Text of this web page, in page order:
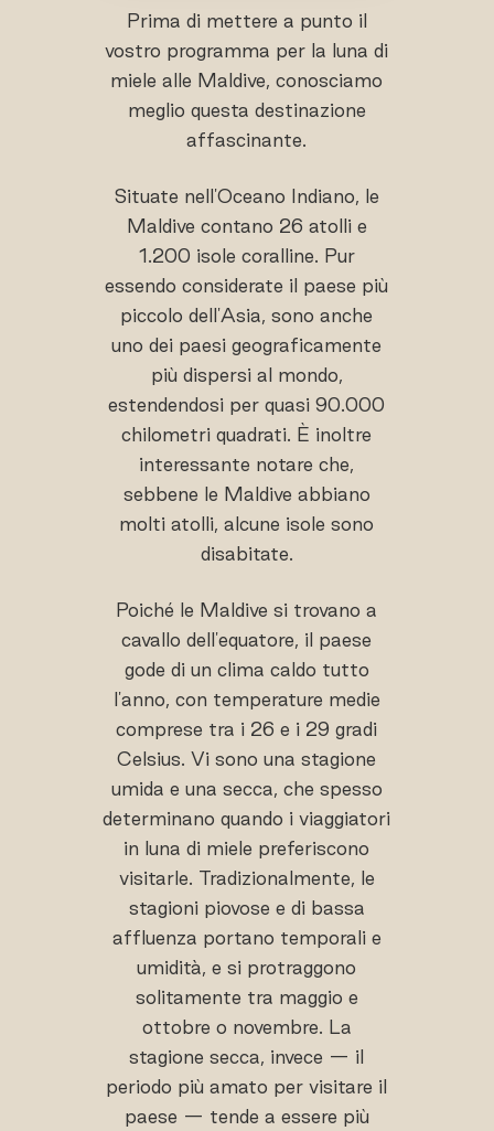
Prima di mettere a punto il
vostro programma per la luna di
miele alle Maldive, conosciamo
meglio questa destinazione
affascinante.
Situate nell'Oceano Indiano, le
Maldive contano 26 atolli e
1.200 isole coralline. Pur
essendo considerate il paese più
piccolo dell'Asia, sono anche
uno dei paesi geograficamente
più dispersi al mondo,
estendendosi per quasi 90.000
chilometri quadrati. È inoltre
interessante notare che,
sebbene le Maldive abbiano
molti atolli, alcune isole sono
disabitate.
Poiché le Maldive si trovano a
cavallo dell'equatore, il paese
gode di un clima caldo tutto
l'anno, con temperature medie
comprese tra i 26 e i 29 gradi
Celsius. Vi sono una stagione
umida e una secca, che spesso
determinano quando i viaggiatori
in luna di miele preferiscono
visitarle. Tradizionalmente, le
stagioni piovose e di bassa
affluenza portano temporali e
umidità, e si protraggono
solitamente tra maggio e
ottobre o novembre. La
stagione secca, invece — il
periodo più amato per visitare il
paese — tende a essere più